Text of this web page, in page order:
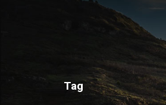
Tag